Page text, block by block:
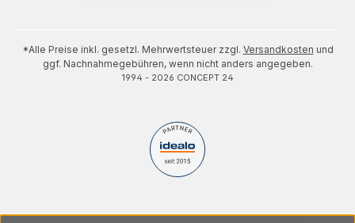
*Alle Preise inkl. gesetzl. Mehrwertsteuer zzgl. Versandkosten und
ggf. Nachnahmegebühren, wenn nicht anders angegeben.
1994 - 2026 CONCEPT 24